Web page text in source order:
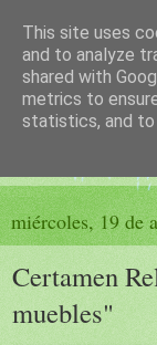
El
PÁGINA
miércoles, 19 de
Certamen
muebles"
This site uses
and to analyze
shared with
metrics to
statistics, and to